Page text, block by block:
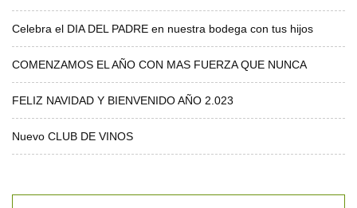
Celebra el DIA DEL PADRE en nuestra bodega con tus hijos
COMENZAMOS EL AÑO CON MAS FUERZA QUE NUNCA
FELIZ NAVIDAD Y BIENVENIDO AÑO 2.023
Nuevo CLUB DE VINOS